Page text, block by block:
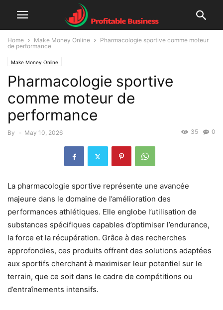
Home Make Money Online
Pharmacologie sportive comme moteur
de performance
Make Money Online
Pharmacologie sportive
comme moteur de
performance
By - May 10, 2026 0
35
La pharmacologie sportive représente une avancée
majeure dans le domaine de l’amélioration des
performances athlétiques. Elle englobe l’utilisation de
substances spécifiques capables d’optimiser l’endurance,
la force et la récupération. Grâce à des recherches
approfondies, ces produits offrent des solutions adaptées
aux sportifs cherchant à maximiser leur potentiel sur le
terrain, que ce soit dans le cadre de compétitions ou
d’entraînements intensifs.